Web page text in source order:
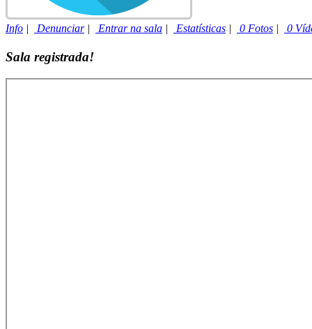
Info | Denunciar| Entrar na sala | Estatísticas | 0 Fotos | 0
Sala registrada!